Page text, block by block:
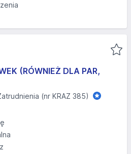
(RÓWNIEŻ DLA PAR,
(nr KRAZ 385)